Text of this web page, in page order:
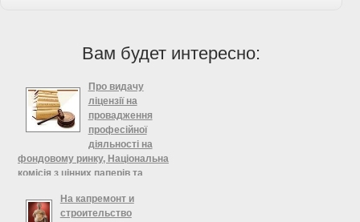
Вам будет интересно:
Про видачу
ліцензії на
провадження
професійної
діяльності на
фондовому ринку, Національна
комісія з цінних паперів та
Про видачу ліцензії на
На капремонт и
строительство